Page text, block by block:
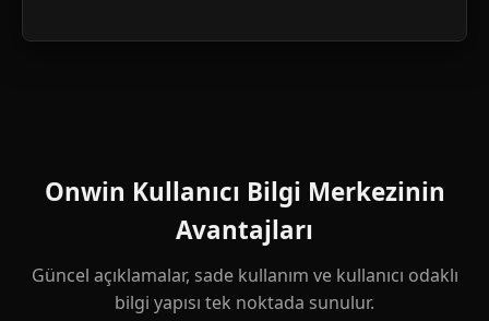
Onwin Kullanıcı Bilgi Merkezinin
Avantajları
Güncel açıklamalar, sade kullanım ve kullanıcı odaklı
bilgi yapısı tek noktada sunulur.